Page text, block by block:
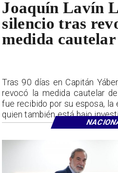
Joaquín Lavín
silencio tras
medida cautelar
Tras 90 días en Capitán
revocó la medida cautelar
fue recibido por su esposa, la
quien también está bajo